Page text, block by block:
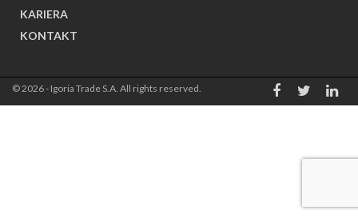
KARIERA
KONTAKT
© 2026 - Igoria Trade S.A. All rights reserved.